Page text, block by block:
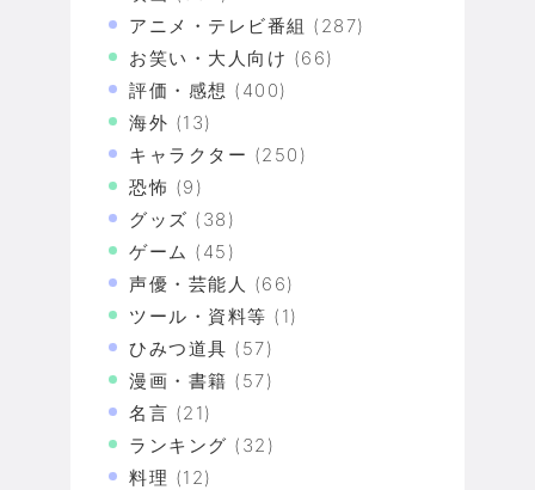
アニメ・テレビ番組 (287)
お笑い・大人向け (66)
評価・感想 (400)
海外 (13)
キャラクター (250)
恐怖 (9)
グッズ (38)
ゲーム (45)
声優・芸能人 (66)
ツール・資料等 (1)
ひみつ道具 (57)
漫画・書籍 (57)
名言 (21)
ランキング (32)
料理 (12)